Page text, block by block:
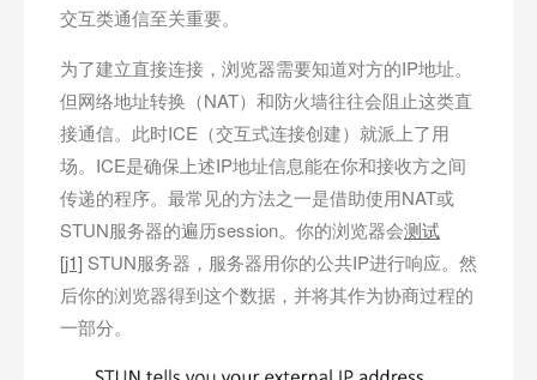
交互类通信至关重要。
为了建立直接连接，浏览器需要知道对方的IP地址。
但网络地址转换（NAT）和防火墙往往会阻止这类直
接通信。此时ICE（交互式连接创建）就派上了用
场。ICE是确保上述IP地址信息能在你和接收方之间
传递的程序。最常见的方法之一是借助使用NAT或
STUN服务器的遍历session。你的浏览器会测试
[j1] STUN服务器，服务器用你的公共IP进行响应。然
后你的浏览器得到这个数据，并将其作为协商过程的
一部分。